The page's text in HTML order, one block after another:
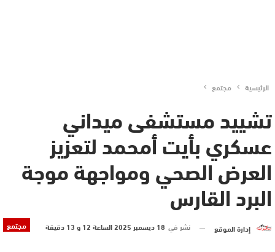
الرئيسية مجتمع
تشييد مستشفى ميداني
عسكري بأيت أمحمد لتعزيز
العرض الصحي ومواجهة موجة
البرد القارس
مجتمع إدارة الموقع نشر في 18 ديسمبر 2025 الساعة 12 و 13 دقيقة